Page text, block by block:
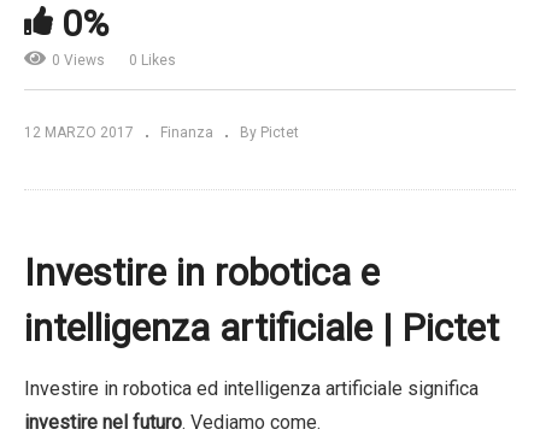
0%
0 Views 0 Likes
12 MARZO 2017 Finanza By Pictet
Investire in robotica e
intelligenza artificiale | Pictet
Investire in robotica ed intelligenza artificiale significa
investire nel futuro. Vediamo come.